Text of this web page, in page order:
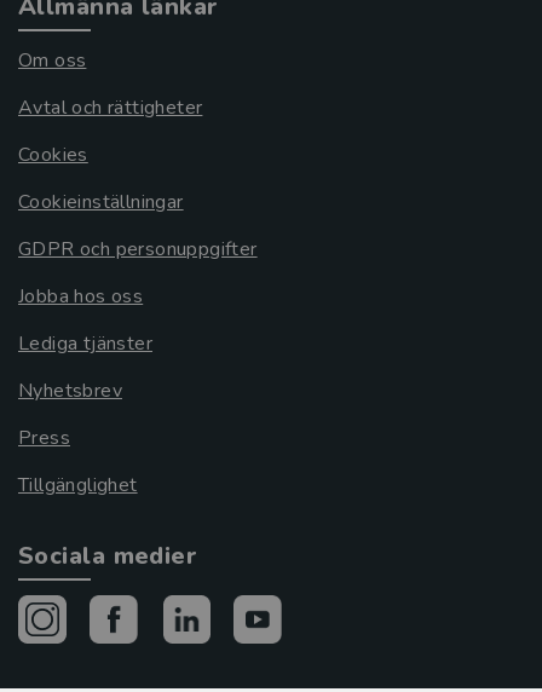
Allmänna länkar
Om oss
Avtal och rättigheter
Cookies
Cookieinställningar
GDPR och personuppgifter
Jobba hos oss
Lediga tjänster
Nyhetsbrev
Press
Tillgänglighet
Sociala medier